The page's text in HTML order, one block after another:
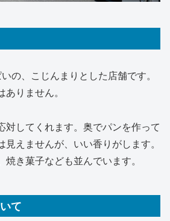
の、こじんまりとした店舗です。
りません。
対してくれます。奥でパンを作って
えませんが、いい香りがします。
き菓子なども並んでいます。
て